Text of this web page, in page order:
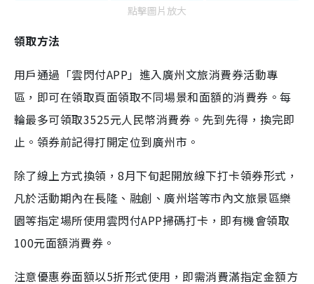
點擊圖片放大
領取方法
用戶通過「雲閃付APP」進入廣州文旅消費券活動專
區，即可在領取頁面領取不同場景和面額的消費券。每
輪最多可領取3525元人民幣消費券。先到先得，換完即
止。領券前記得打開定位到廣州市。
除了線上方式換領，8月下旬起開放線下打卡領券形式，
凡於活動期內在長隆、融創、廣州塔等市內文旅景區樂
園等指定場所使用雲閃付APP掃碼打卡，即有機會領取
100元面額消費券。
注意優惠券面額以5折形式使用，即需消費滿指定金額方